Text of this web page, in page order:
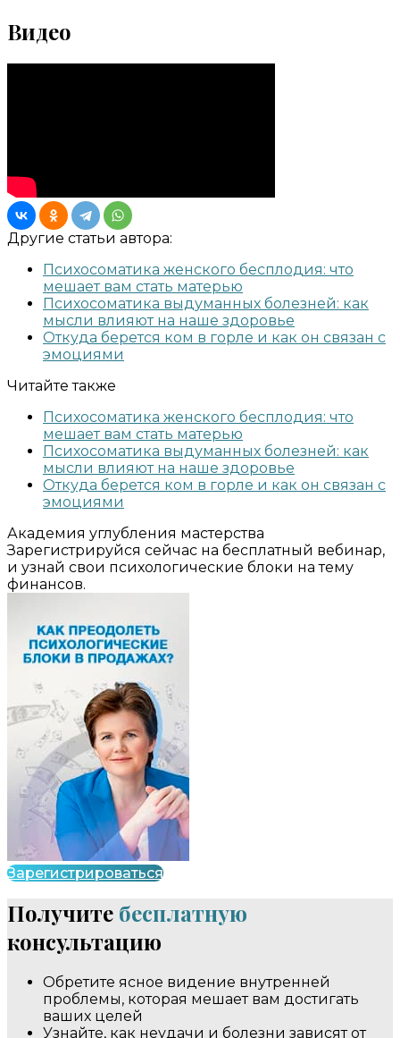
Видео
Другие статьи автора:
Психосоматика женского бесплодия: что
мешает вам стать матерью
Психосоматика выдуманных болезней: как
мысли влияют на наше здоровье
Откуда берется ком в горле и как он связан с
эмоциями
Читайте также
Психосоматика женского бесплодия: что
мешает вам стать матерью
Психосоматика выдуманных болезней: как
мысли влияют на наше здоровье
Откуда берется ком в горле и как он связан с
эмоциями
Академия углубления мастерства
Зарегистрируйся сейчас на бесплатный вебинар,
и узнай свои психологические блоки на тему
финансов.
Зарегистрироваться
Получите бесплатную
консультацию
Обретите ясное видение внутренней
проблемы, которая мешает вам достигать
ваших целей
Узнайте, как неудачи и болезни зависят от